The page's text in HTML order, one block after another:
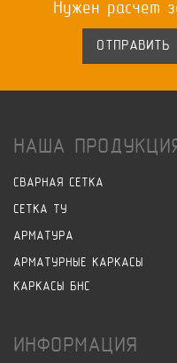
Нужен расчет
ОТПРАВИТЬ
НАША
СВАРНАЯ СЕТКА
СЕТКА ТУ
АРМАТУРА
АРМАТУРНЫЕ КАРКАСЫ
КАРКАСЫ БНС
ИНФОРМАЦИЯ